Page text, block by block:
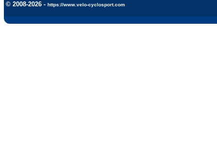
© 2008-2026 - https://www.velo-cyclosport.com